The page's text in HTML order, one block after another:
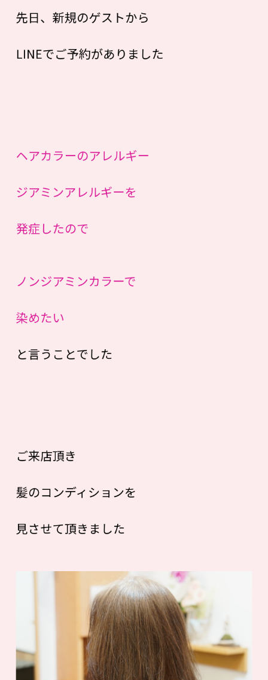
先日、新規のゲストから
LINEでご予約がありました
ヘアカラーのアレルギー
ジアミンアレルギーを
発症したので
ノンジアミンカラーで
染めたい
と言うことでした
ご来店頂き
髪のコンディションを
見させて頂きました